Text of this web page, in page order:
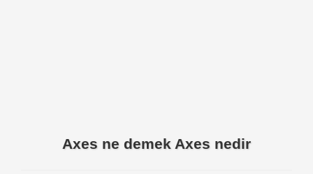
Axes ne demek Axes nedir